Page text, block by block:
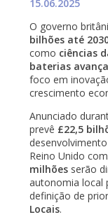
15.06.2025
O governo
bilhões até
como ciências
baterias
foco em
crescimento
Anunciado
prevê £22,5
Reino Unido
milhões serão
autonomia local
definição de
Locais.